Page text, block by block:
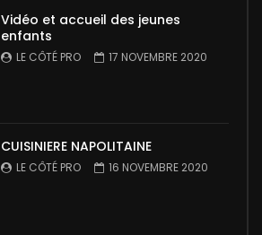
Vidéo et accueil des jeunes
enfants
LE CÔTÉ PRO 17 NOVEMBRE 2020
CUISINIERE NAPOLITAINE
LE CÔTÉ PRO 16 NOVEMBRE 2020